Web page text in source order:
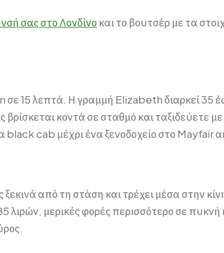
σας στο Λονδίνοκαι το βουτσέρ με τα
15 λεπτά. Η γραμμή Elizabeth διαρκεί 35
βρίσκεται κοντά σε σταθμό και
cab μέχρι ένα ξενοδοχείο στο Mayfair
από τη στάση και τρέχει μέσα στην
λιρών, μερικές φορές περισσότερο σε πυκνή